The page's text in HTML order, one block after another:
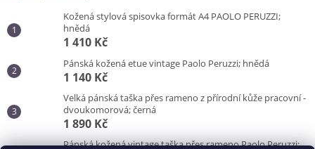
Kožená stylová spisovka formát A4 PAOLO PERUZZI;
hnědá
1 410 Kč
Pánská kožená etue vintage Paolo Peruzzi; hnědá
1 140 Kč
Velká pánská taška přes rameno z přírodní kůže pracovní -
dvoukomorová; černá
1 890 Kč
Pánská kožená vintage taška přes rameno Paolo Peruzzi;